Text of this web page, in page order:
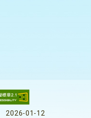
2026-01-12